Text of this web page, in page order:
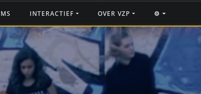
INTERACTIEF OVER VZP ⚙️